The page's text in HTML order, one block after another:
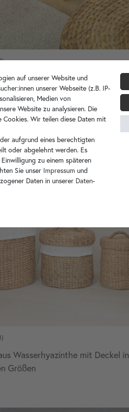
Getränkeständer Flaschenhalter
Wasserhyazinthe mit Deckel in
Größen
auf unserer Website und
unserer Webseite (z.B. IP-
Medien von
Website zu analysieren. Die
Wir teilen diese Daten mit
aufgrund eines berechtigten
oder abgelehnt werden. Es
zu einem späteren
Sie unser Impressum und
Daten in unserer Daten­